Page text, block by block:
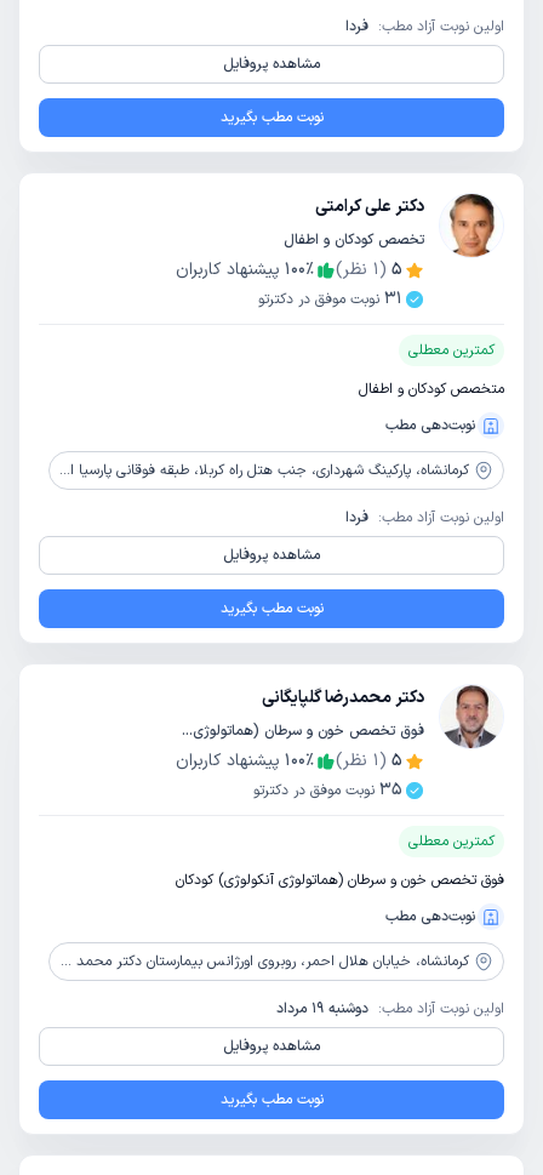
اولین نوبت آزاد مطب: فردا
مشاهده پروفایل
نوبت مطب بگیرید
دکتر علی کرامتی
تخصص کودکان و اطفال
5
(
1 نظر) 100٪
پیشنهاد کاربران
31 نوبت موفق در دکترتو
کمترین معطلی
متخصص کودکان و اطفال
نوبت‌دهی مطب
کرمانشاه، پارکینگ شهرداری، جنب هتل راه کربلا، طبقه فوقانی پارسیا اپتیک
اولین نوبت آزاد مطب: فردا
مشاهده پروفایل
نوبت مطب بگیرید
دکتر محمدرضا گلپایگانی
فوق تخصص خون و سرطان (هماتولوژی آنکولوژی) کودکان / تخصص کودکان و اطفال
5
(
1 نظر) 100٪
پیشنهاد کاربران
35 نوبت موفق در دکترتو
کمترین معطلی
فوق تخصص خون و سرطان (هماتولوژی آنکولوژی) کودکان
نوبت‌دهی مطب
کرمانشاه، خیابان هلال احمر، روبروی اورژانس بیمارستان دکتر محمد کرمانشاهی، ساختمان خورشید، طبقه سوم
اولین نوبت آزاد مطب: دوشنبه 19 مرداد
مشاهده پروفایل
نوبت مطب بگیرید